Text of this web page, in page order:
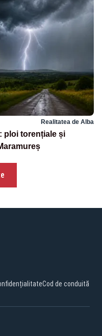
Realitatea de Alba
ploi torențiale și
Cod de conduită